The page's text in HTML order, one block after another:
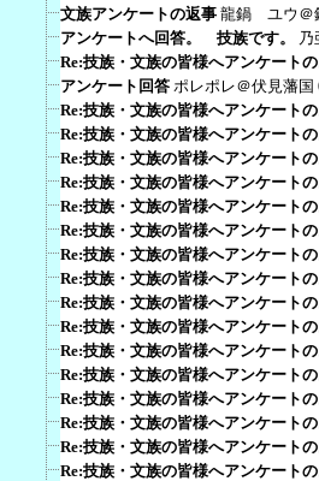
文族アンケートの返事 龍鍋 ユウ＠
アンケートへ回答。 技族です。
Re:技族・文族の皆様へアンケート
アンケート回答 ポレポレ＠伏見藩国
Re:技族・文族の皆様へアンケート
Re:技族・文族の皆様へアンケート
Re:技族・文族の皆様へアンケート
Re:技族・文族の皆様へアンケート
Re:技族・文族の皆様へアンケート
Re:技族・文族の皆様へアンケート
Re:技族・文族の皆様へアンケート
Re:技族・文族の皆様へアンケート
Re:技族・文族の皆様へアンケート
Re:技族・文族の皆様へアンケート
Re:技族・文族の皆様へアンケート
Re:技族・文族の皆様へアンケート
Re:技族・文族の皆様へアンケート
Re:技族・文族の皆様へアンケート
Re:技族・文族の皆様へアンケート
Re:技族・文族の皆様へアンケート